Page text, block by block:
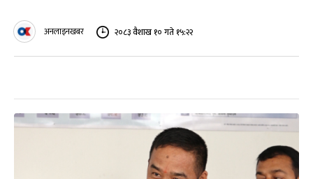
अनलाइनखबर २०८३ वैशाख १० गते १५:२२